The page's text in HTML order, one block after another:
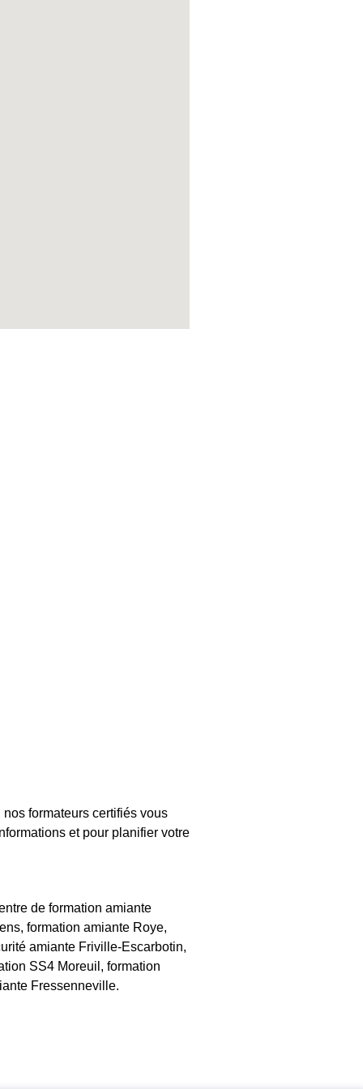
formateurs certifiés vous
et pour planifier votre
de formation amiante
formation amiante Roye,
amiante Friville-Escarbotin,
SS4 Moreuil, formation
Fressenneville.